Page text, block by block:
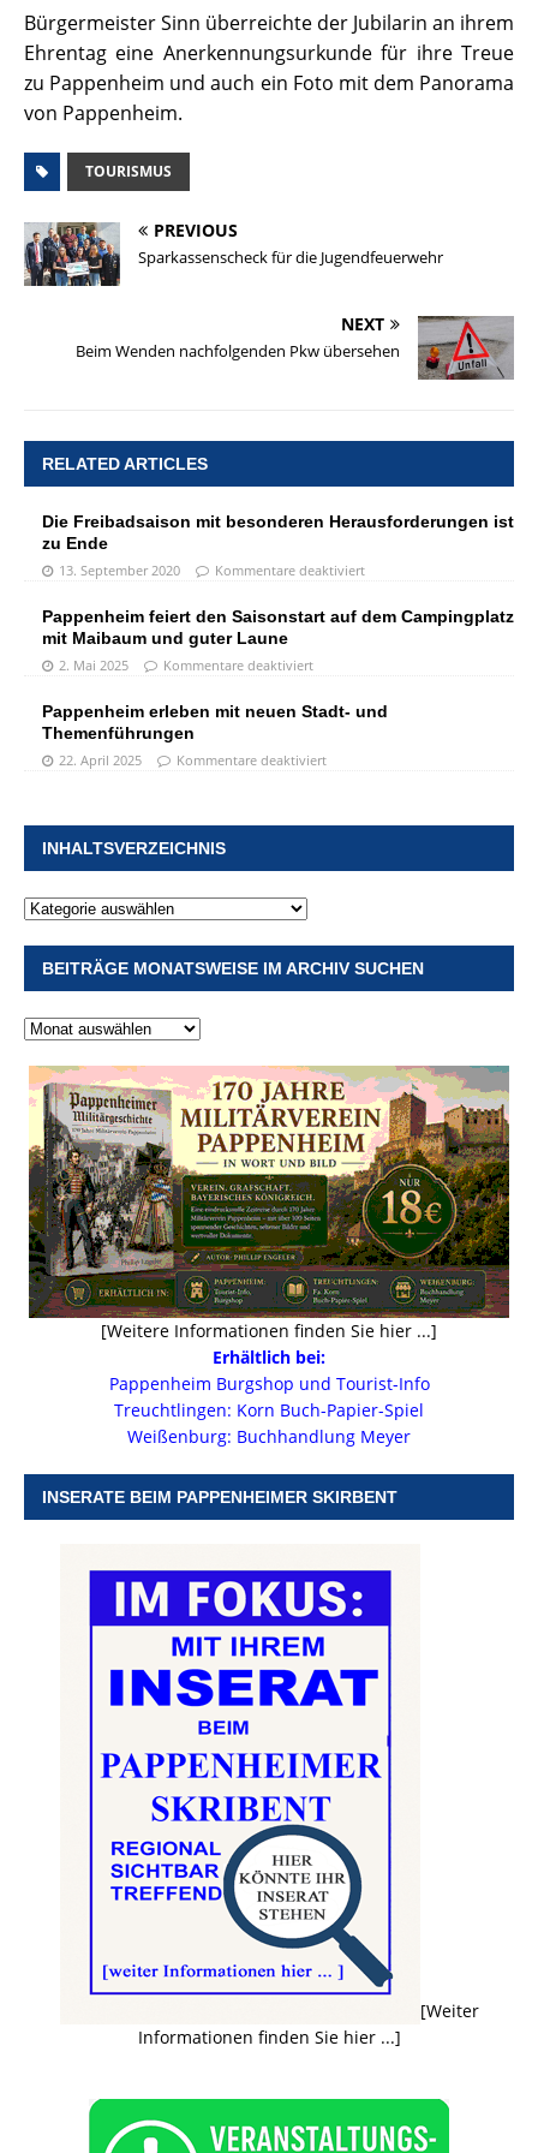
Bürgermeister Sinn überreichte der Jubilarin an ihrem
Ehrentag eine Anerkennungsurkunde für ihre Treue
zu Pappenheim und auch ein Foto mit dem Panorama
von Pappenheim.
TOURISMUS
PREVIOUS
Sparkassenscheck für die Jugendfeuerwehr
NEXT
Beim Wenden nachfolgenden Pkw übersehen
RELATED ARTICLES
Die Freibadsaison mit besonderen Herausforderungen ist
zu Ende
13. September 2020 Kommentare deaktiviert
Pappenheim feiert den Saisonstart auf dem Campingplatz
mit Maibaum und guter Laune
2. Mai 2025 Kommentare deaktiviert
Pappenheim erleben mit neuen Stadt- und
Themenführungen
22. April 2025 Kommentare deaktiviert
INHALTSVERZEICHNIS
BEITRÄGE MONATSWEISE IM ARCHIV SUCHEN
[Weitere Informationen finden Sie hier ...]
Erhältlich bei:
Pappenheim Burgshop und Tourist-Info
Treuchtlingen: Korn Buch-Papier-Spiel
Weißenburg: Buchhandlung Meyer
INSERATE BEIM PAPPENHEIMER SKIRBENT
[Weiter
Informationen finden Sie hier ...]